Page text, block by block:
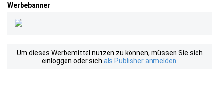
Werbebanner
Um dieses Werbemittel nutzen zu können, müssen Sie sich
einloggen oder sich als Publisher anmelden